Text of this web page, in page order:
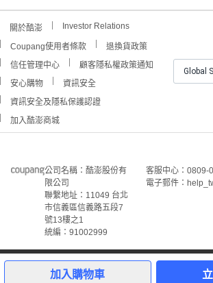
加入購物車
1
關於酷澎 Investor Relations
Coupang使用者條款
退換貨政策
信任管理中心
顧客隱私權政策通知
安心購物
資訊安全
資訊安全及隱私保護認證
加入酷澎商城
Global
公司名稱：酷澎股份有
限公司
聯繫地址：11049 台北
市信義區信義路五段7
號13樓之1
統編：91002999
客服中心：0809-
電子郵件：
©Coupang Taiwan Co., Ltd. 保留所有權利。
本網站上顯示的所有商標、標誌和服務標誌均為酷澎股份有
限公司和/或其在美國和其他國家/地區註冊之關聯公司之所